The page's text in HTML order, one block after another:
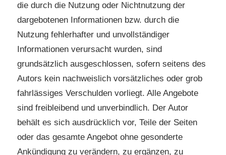
die durch die Nutzung oder Nichtnutzung der
dargebotenen Informationen bzw. durch die
Nutzung fehlerhafter und unvollständiger
Informationen verursacht wurden, sind
grundsätzlich ausgeschlossen, sofern seitens des
Autors kein nachweislich vorsätzliches oder grob
fahrlässiges Verschulden vorliegt. Alle Angebote
sind freibleibend und unverbindlich. Der Autor
behält es sich ausdrücklich vor, Teile der Seiten
oder das gesamte Angebot ohne gesonderte
Ankündigung zu verändern, zu ergänzen, zu